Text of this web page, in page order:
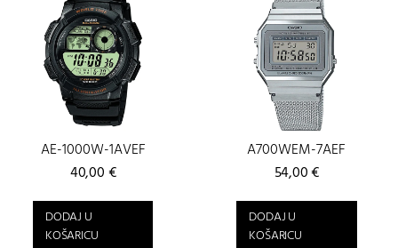
AE-1000W-1AVEF
40,00€
DODAJ U
KOŠARICU
A700WEM-7AEF
54,00€
DODAJ U
KOŠARICU